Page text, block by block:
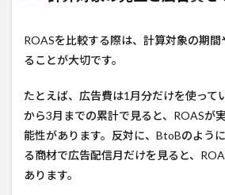
ROASを比較する際は、計算対象の期
ることが大切です。
たとえば、広告費は1月分だけを使って
から3月までの累計で見ると、ROASが
能性があります。反対に、BtoBのよう
る商材で広告配信月だけを見ると、
あります。